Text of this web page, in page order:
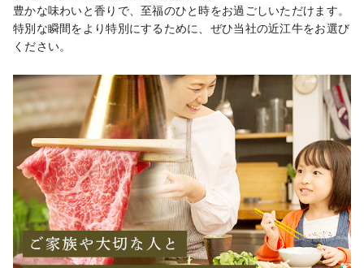
豊かな味わいと香りで、至福のひと時をお過ごしいただけます。
特別な瞬間をより特別にするために、ぜひ当社の近江牛をお選び
ください。